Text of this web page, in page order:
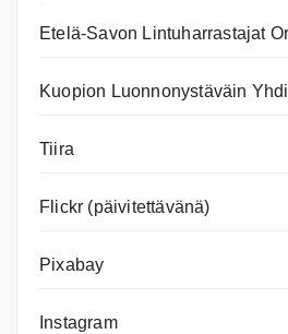
Etelä-Savon Lintuharrastajat
Kuopion Luonnonystäväin
Tiira
Flickr (päivitettävänä)
Pixabay
Instagram